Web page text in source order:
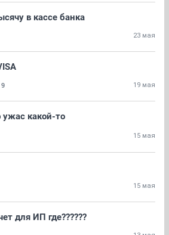
в кассе банка
23 мая
9 19 мая
какой-то
15 мая
15 мая
для ИП где??????